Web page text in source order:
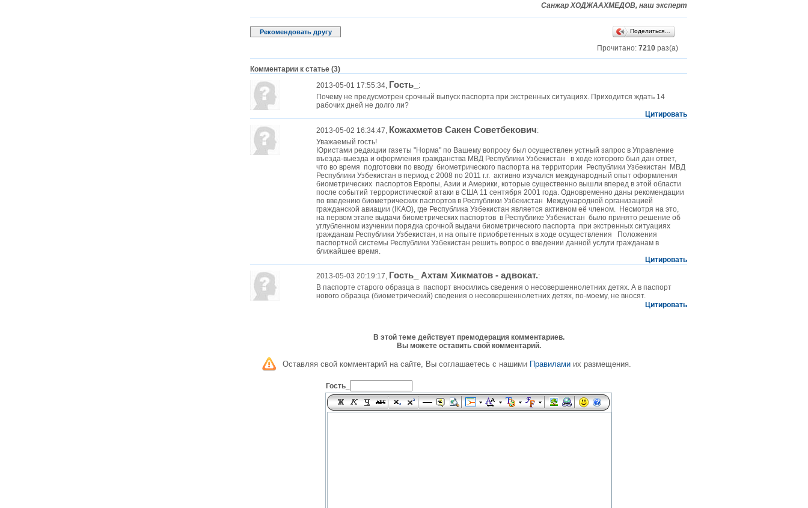
Санжар ХОДЖААХМЕДОВ, наш эксперт
Рекомендовать другу Поделиться…
Прочитано: 7210 раз(а)
Комментарии к статье (3)
2013-05-01 17:55:34, Гость_
:
Почему не предусмотрен срочный выпуск паспорта при экстренных ситуациях. Приходится ждать 14
рабочих дней не долго ли?
Цитировать
2013-05-02 16:34:47, Кожахметов Сакен Советбекович:
Уважаемый гость!
Юристами редакции газеты "Норма" по Вашему вопросу был осуществлен устный запрос в Управление
въезда-выезда и оформления гражданства МВД Республики Узбекистан в ходе которого был дан ответ,
что во время подготовки по вводу биометрического паспорта на территории Республики Узбекистан МВД
Республики Узбекистан в период с 2008 по 2011 г.г. активно изучался международный опыт оформления
биометрических паспортов Европы, Азии и Америки, которые существенно вышли вперед в этой области
после событий террористической атаки в США 11 сентября 2001 года. Одновременно даны рекомендации
по введению биометрических паспортов в Республики Узбекистан Международной организацией
гражданской авиации (IKAO), где Республика Узбекистан является активном её членом. Несмотря на это,
на первом этапе выдачи биометрических паспортов в Республике Узбекистан было принято решение об
углубленном изучении порядка срочной выдачи биометрического паспорта при экстренных ситуациях
гражданам Республики Узбекистан, и на опыте приобретенных в ходе осуществления Положения
паспортной системы Республики Узбекистан решить вопрос о введении данной услуги гражданам в
ближайшее время.
Цитировать
2013-05-03 20:19:17, Гость_ Ахтам Хикматов - адвокат.:
В паспорте старого образца в паспорт вносились сведения о несовершеннолетних детях. А в паспорт
нового образца (биометрический) сведения о несовершеннолетних детях, по-моему, не вносят.
Цитировать
В этой теме действует премодерация комментариев.
Вы можете оставить свой комментарий.
Оставляя свой комментарий на сайте, Вы соглашаетесь с нашими Правилами их размещения.
Гость_